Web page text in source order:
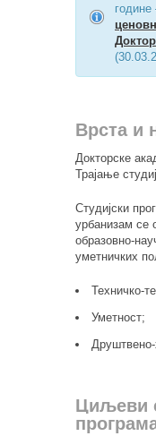
године
Врста и
Докторске
Трајање
Студијски
урбанизам се
образовно-
уметничких
Техничко-
Уметност;
Друштвено-
Циљеви